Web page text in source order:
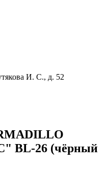
И. С., д. 52
BL-26 (чёрный